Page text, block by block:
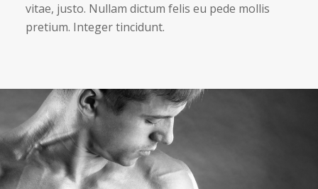
vitae, justo. Nullam dictum felis eu pede mollis
pretium. Integer tincidunt.